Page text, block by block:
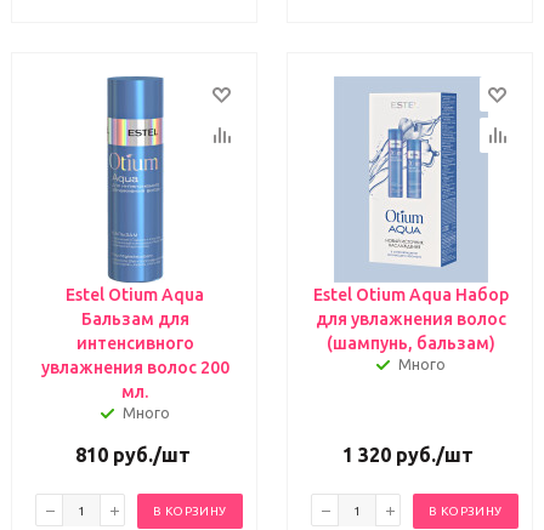
Estel Otium Aqua
Бальзам для
интенсивного
увлажнения волос 200
мл.
Много
810руб./шт
В КОРЗИНУ
Estel Otium Aqua Набор
для увлажнения волос
(шампунь, бальзам)
Много
1 320 руб./шт
В КОРЗИНУ